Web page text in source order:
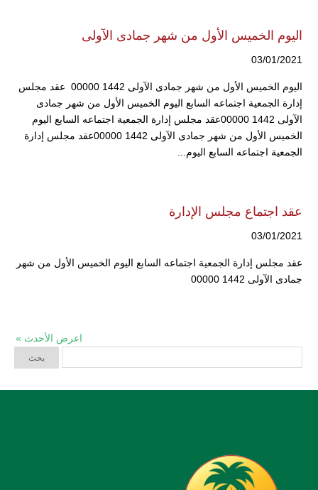
اليوم الخميس الأول من شهر جمادى الآولى
03/01/2021
اليوم الخميس الأول من شهر جمادى الآولى 1442 00000 عقد مجلس
إدارة الجمعية اجتماعه السابع اليوم الخميس الأول من شهر جمادى
الآولى 1442 00000عقد مجلس إدارة الجمعية اجتماعه السابع اليوم
الخميس الأول من شهر جمادى الآولى 1442 00000عقد مجلس إدارة
الجمعية اجتماعه السابع اليوم...
عقد اجتماع مجلس الإدارة
03/01/2021
عقد مجلس إدارة الجمعية اجتماعه السابع اليوم الخميس الأول من شهر
جمادى الآولى 1442 00000
اعرض الأحدث »